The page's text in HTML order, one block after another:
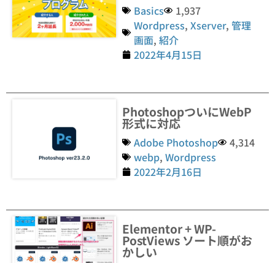
Basics
1,937
Wordpress,Xserver,管理
画面,紹介
2022年4月15日
PhotoshopついにWebP
形式に対応
Adobe Photoshop
4,314
webp,Wordpress
2022年2月16日
Elementor + WP-
PostViews ソート順がお
かしい